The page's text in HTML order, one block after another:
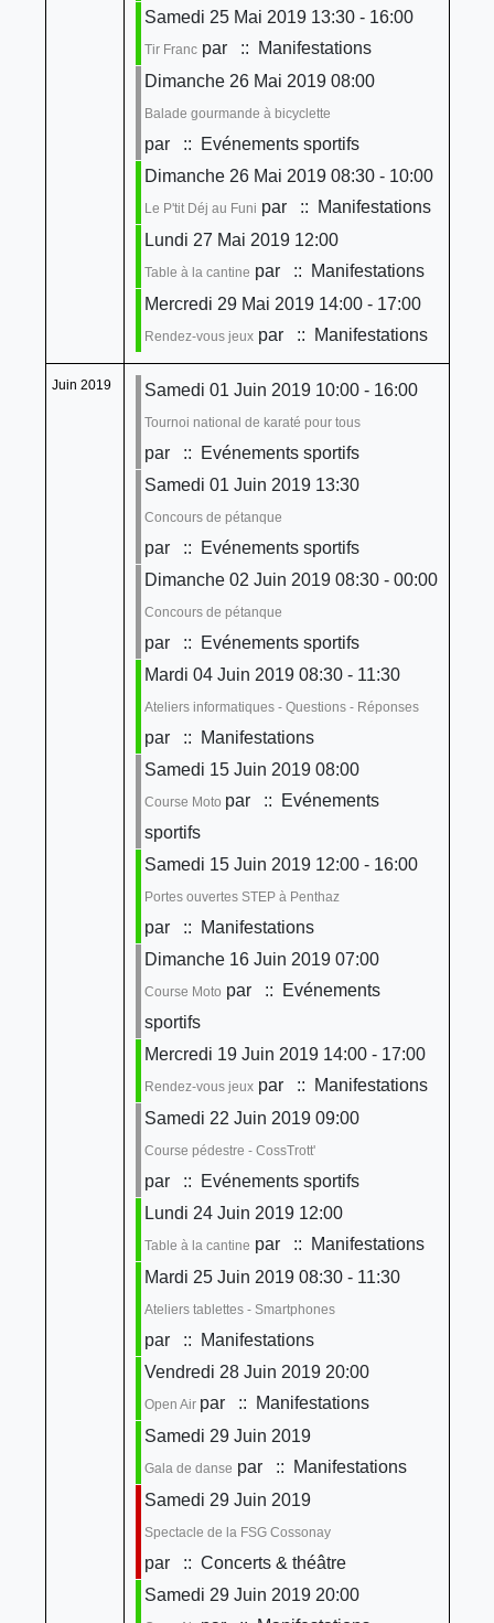
Samedi 25 Mai 2019 13:30 - 16:00
Tir Francpar
:: Manifestations
Dimanche 26 Mai 2019 08:00
Balade gourmande à bicyclette
par
:: Evénements sportifs
Dimanche 26 Mai 2019 08:30 - 10:00
Le P'tit Déj au Funi par
:: Manifestations
Lundi 27 Mai 2019 12:00
Table à la cantine par
:: Manifestations
Mercredi 29 Mai 2019 14:00 - 17:00
Rendez-vous jeuxpar :: Manifestations
Juin 2019 Samedi 01 Juin 2019 10:00 - 16:00
Tournoi national de karaté pour tous
par
:: Evénements sportifs
Samedi 01 Juin 2019 13:30
Concours de pétanque
par
:: Evénements sportifs
Dimanche 02 Juin 2019 08:30 - 00:00
Concours de pétanque
par
:: Evénements sportifs
Mardi 04 Juin 2019 08:30 - 11:30
Ateliers informatiques - Questions - Réponses
par
:: Manifestations
Samedi 15 Juin 2019 08:00
Course Moto par
:: Evénements
sportifs
Samedi 15 Juin 2019 12:00 - 16:00
Portes ouvertes STEP à Penthaz
par
:: Manifestations
Dimanche 16 Juin 2019 07:00
Course Moto par
:: Evénements
sportifs
Mercredi 19 Juin 2019 14:00 - 17:00
Rendez-vous jeuxpar
:: Manifestations
Samedi 22 Juin 2019 09:00
Course pédestre - CossTrott'
par
:: Evénements sportifs
Lundi 24 Juin 2019 12:00
Table à la cantine par
:: Manifestations
Mardi 25 Juin 2019 08:30 - 11:30
Ateliers tablettes - Smartphones
par
:: Manifestations
Vendredi 28 Juin 2019 20:00
Open Air par
:: Manifestations
Samedi 29 Juin 2019
Gala de danse par
:: Manifestations
Samedi 29 Juin 2019
Spectacle de la FSG Cossonay
par
:: Concerts & théâtre
Samedi 29 Juin 2019 20:00